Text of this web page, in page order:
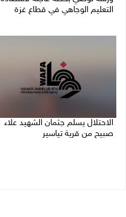
التعليم الوجاهي في قطاع غزة
الاحتلال يسلم جثمان الشهيد علاء
صبيح من قرية تياسير